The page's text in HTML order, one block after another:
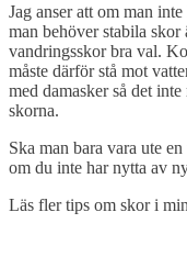
Jag anser att om man
man behöver stabila
vandringsskor bra val.
måste därför stå mot
med damasker så det
skorna.
Ska man bara vara ute
om du inte har nytta av
Läs fler tips om skor i